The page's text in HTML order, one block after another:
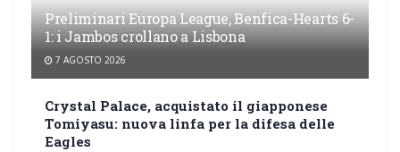
Preliminari Europa League, Benfica-Hearts 6-
1: i Jambos crollano a Lisbona
7 AGOSTO 2026
Crystal Palace, acquistato il giapponese
Tomiyasu: nuova linfa per la difesa delle
Eagles